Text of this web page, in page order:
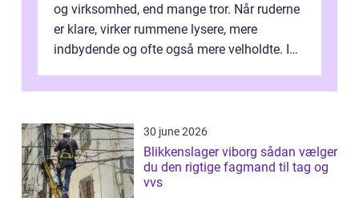
og virksomhed, end mange tror. Når ruderne
er klare, virker rummene lysere, mere
indbydende og ofte også mere velholdte. I
30 june 2026
Blikkenslager viborg sådan vælger
du den rigtige fagmand til tag og
vvs